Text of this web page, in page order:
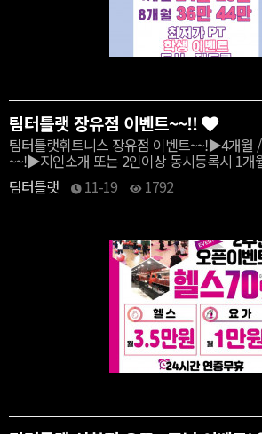
팀터틀랫 장유점 이벤트~~!!
팀터틀랫휘트니스 장유점 이벤트~~!▶4개월
~~!▶지인소개 또는 2인이상 동시등록시 1개
팀터틀랫
11-19 1792